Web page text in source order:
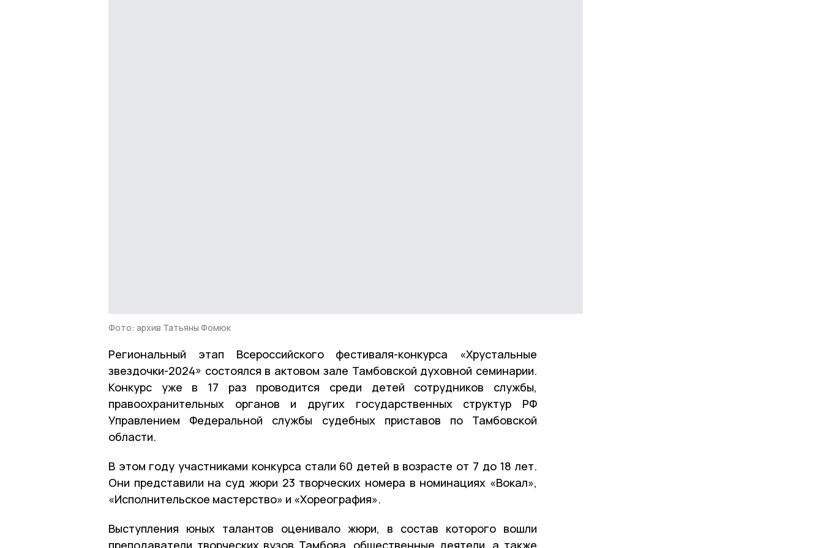
Фото: архив Татьяны Фомюк
Региональный этап Всероссийского фестиваля-конкурса «Хрустальные
звездочки-2024» состоялся в актовом зале Тамбовской духовной семинарии.
Конкурс уже в 17 раз проводится среди детей сотрудников службы,
правоохранительных органов и других государственных структур РФ
Управлением Федеральной службы судебных приставов по Тамбовской
области.
В этом году участниками конкурса стали 60 детей в возрасте от 7 до 18 лет.
Они представили на суд жюри 23 творческих номера в номинациях «Вокал»,
«Исполнительское мастерство» и «Хореография».
Выступления юных талантов оценивало жюри, в состав которого вошли
преподаватели творческих вузов Тамбова, общественные деятели, а также